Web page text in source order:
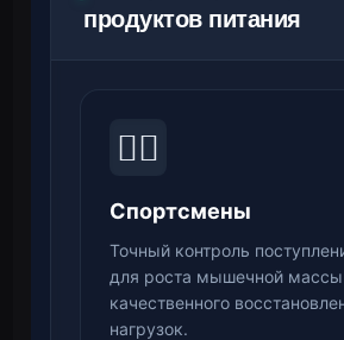
продуктов питания
🏋️‍♂️
Спортсмены
Точный контроль
для роста мышечной
качественного
нагрузок.